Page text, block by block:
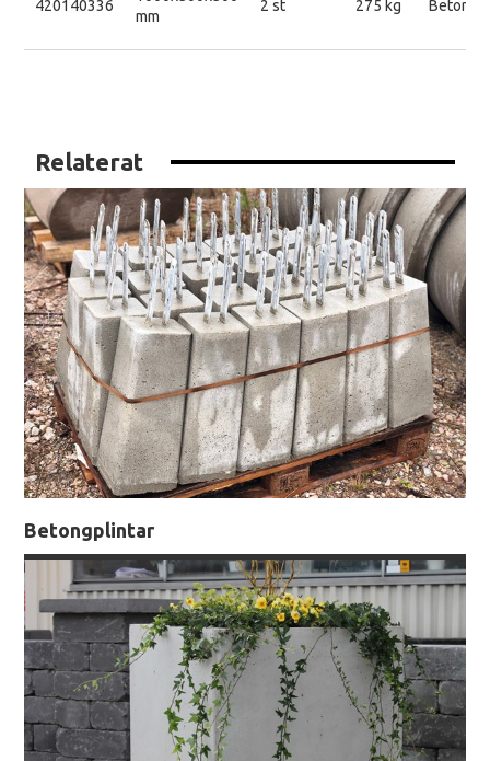
420140336
mm
2 st 275 kg
Relaterat
Betongplintar